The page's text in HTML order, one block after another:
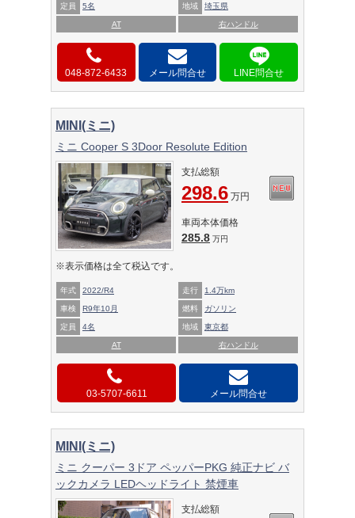
定員 5名 地域 埼玉県
AT 右ハンドル
048-872-6433 メール問合せ
MINI(ミニ)
ミニ Cooper S 3Door Resolute Edition
支払総額
298.6 万円
車両本体価格
285.8 万円
※表示価格は全て税込です。
年式 2022/R4 走行 1.4万km
車検 R9年10月 燃料 ガソリン
定員 4名 地域 東京都
AT 右ハンドル
03-5707-6611 メール問合せ
MINI(ミニ)
ミニ クーパー 3ドア ペッパーPKG 純正ナビ バ
ックカメラ LEDヘッドライト 禁煙車
支払総額